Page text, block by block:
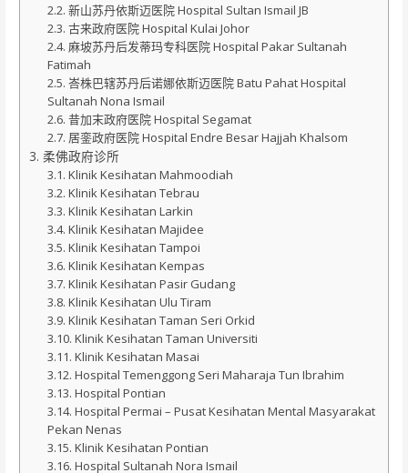
新山苏丹依斯迈医院 Hospital Sultan Ismail JB
古来政府医院 Hospital Kulai Johor
麻坡苏丹后发蒂玛专科医院 Hospital Pakar Sultanah
Fatimah
峇株巴辖苏丹后诺娜依斯迈医院 Batu Pahat Hospital
Sultanah Nona Ismail
昔加末政府医院 Hospital Segamat
居銮政府医院 Hospital Endre Besar Hajjah Khalsom
柔佛政府诊所
Klinik Kesihatan Mahmoodiah
Klinik Kesihatan Tebrau
Klinik Kesihatan Larkin
Klinik Kesihatan Majidee
Klinik Kesihatan Tampoi
Klinik Kesihatan Kempas
Klinik Kesihatan Pasir Gudang
Klinik Kesihatan Ulu Tiram
Klinik Kesihatan Taman Seri Orkid
Klinik Kesihatan Taman Universiti
Klinik Kesihatan Masai
Hospital Temenggong Seri Maharaja Tun Ibrahim
Hospital Pontian
Hospital Permai – Pusat Kesihatan Mental Masyarakat
Pekan Nenas
Klinik Kesihatan Pontian
Hospital Sultanah Nora Ismail